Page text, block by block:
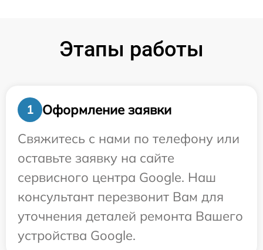
Этапы работы
1
Оформление заявки
Свяжитесь с нами по телефону или
оставьте заявку на сайте
сервисного центра Google. Наш
консультант перезвонит Вам для
уточнения деталей ремонта Вашего
устройства Google.